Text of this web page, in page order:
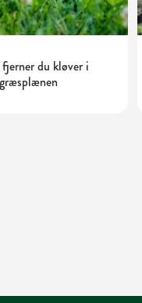
fjerner du kløver i
græsplænen